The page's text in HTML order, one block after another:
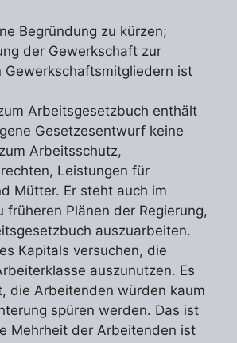
Begründung zu kürzen;
der Gewerkschaft zur
Gewerkschaftsmitgliedern ist
Arbeitsgesetzbuch enthält
Gesetzesentwurf keine
Arbeitsschutz,
Leistungen für
Mütter. Er steht auch im
früheren Plänen der Regierung,
auszuarbeiten.
Kapitals versuchen, die
auszunutzen. Es
die Arbeitenden würden kaum
spüren werden. Das ist
Mehrheit der Arbeitenden ist